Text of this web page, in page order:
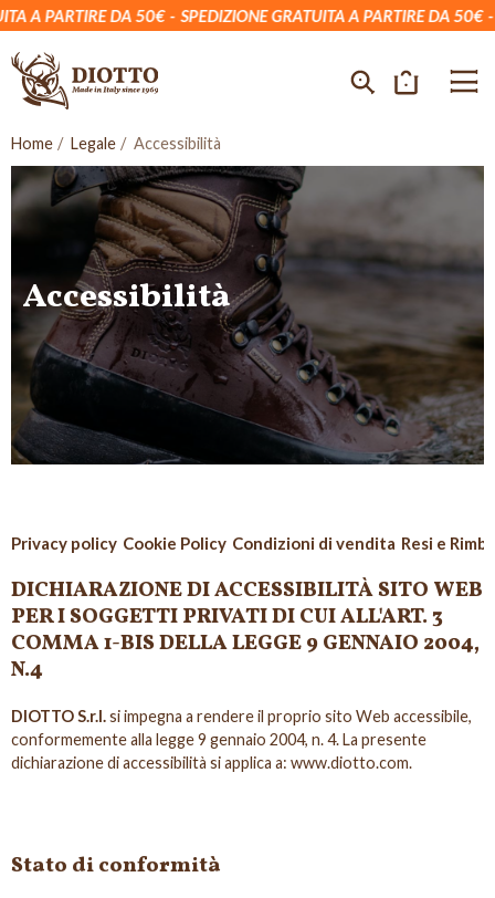
A PARTIRE DA 50€ SPEDIZIONE GRATUITA A PARTIRE DA 50€
Home Legale Accessibilità
Accessibilità
Privacy policy Cookie Policy Condizioni di vendita Resi e
DICHIARAZIONE DI ACCESSIBILITÀ SITO WEB
PER I SOGGETTI PRIVATI DI CUI ALL'ART. 3
COMMA 1-BIS DELLA LEGGE 9 GENNAIO 2004,
N.4
DIOTTO S.r.l.si impegna a rendere il proprio sito Web accessibile,
conformemente alla legge 9 gennaio 2004, n. 4. La presente
dichiarazione di accessibilità si applica a: www.diotto.com.
Stato di conformità